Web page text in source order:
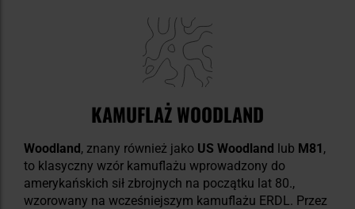
KAMUFLAŻ WOODLAND
Woodland, znany również jako US Woodland lub M81 ,
to klasyczny wzór kamuflażu wprowadzony do
amerykańskich sił zbrojnych na początku lat 80.,
wzorowany na wcześniejszym kamuflażu ERDL. Przez